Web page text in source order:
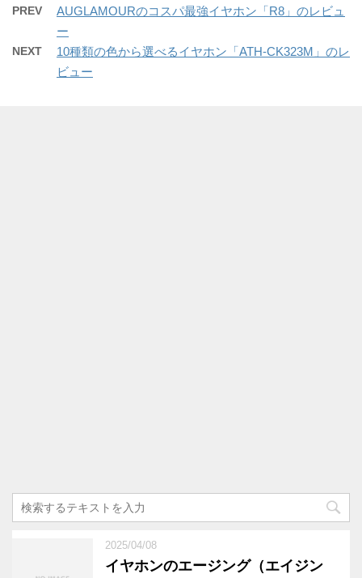
PREV
AUGLAMOURのコスパ最強イヤホン「R8」のレビュ
ー
NEXT
10種類の色から選べるイヤホン「ATH-CK323M」のレ
ビュー
2025/04/08
イヤホンのエージング（エイジン